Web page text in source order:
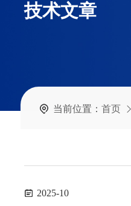
技术文章
当前位置： 首页
2025-10